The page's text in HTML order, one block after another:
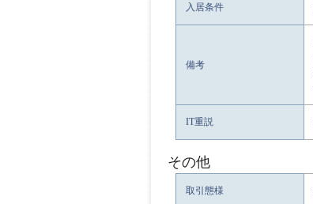
入居条件
備考
IT重説
その他
取引態様